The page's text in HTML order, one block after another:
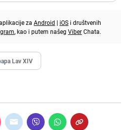
za Android | iOS i društvenih
, kao i putem našeg ViberChata.
Lav XIV